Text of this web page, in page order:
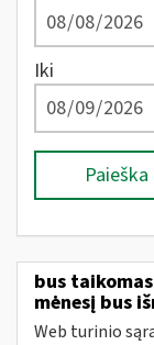
Iki
Paieška
bus
mėnesį bus
Web turinio